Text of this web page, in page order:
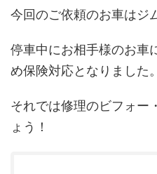
今回のご依頼のお車はジ
停車中にお相手様のお車
め保険対応となりました。
それでは修理のビフォー
ょう！